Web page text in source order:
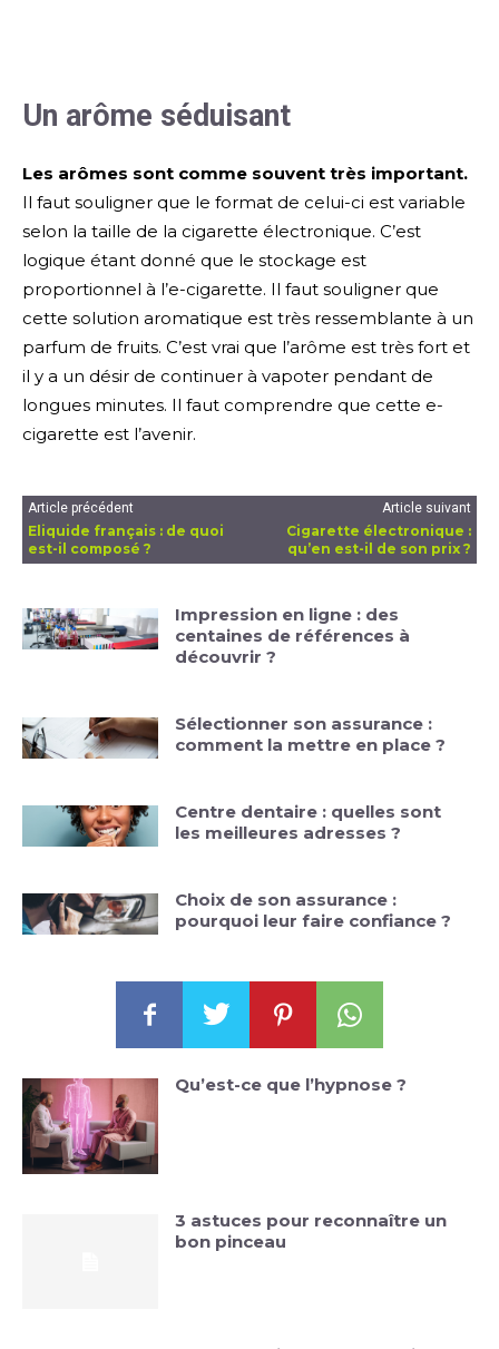
Un arôme séduisant
Les arômes sont comme souvent très important.
Il faut souligner que le format de celui-ci est variable
selon la taille de la cigarette électronique. C’est
logique étant donné que le stockage est
proportionnel à l’e-cigarette. Il faut souligner que
cette solution aromatique est très ressemblante à un
parfum de fruits. C’est vrai que l’arôme est très fort et
il y a un désir de continuer à vapoter pendant de
longues minutes. Il faut comprendre que cette e-
cigarette est l’avenir.
Article précédent
Eliquide français : de quoi
est-il composé ?
Article suivant
Cigarette électronique :
qu’en est-il de son prix ?
Impression en ligne : des
centaines de références à
découvrir ?
Sélectionner son assurance :
comment la mettre en place ?
Centre dentaire : quelles sont
les meilleures adresses ?
Choix de son assurance :
pourquoi leur faire confiance ?
Qu’est-ce que l’hypnose ?
3 astuces pour reconnaître un
bon pinceau